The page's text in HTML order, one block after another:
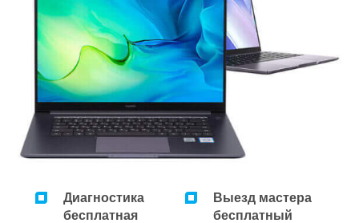
Сервисные центры
Ремонт кофемашин
Ремонт микроволновок
Ремонт парогенераторов
Ремонт пылесосов
Диагностика
бесплатная
Выезд мастера
бесплатный